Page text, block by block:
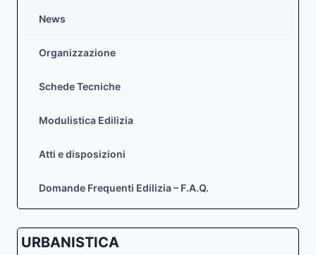
News
Organizzazione
Schede Tecniche
Modulistica Edilizia
Atti e disposizioni
Domande Frequenti Edilizia – F.A.Q.
URBANISTICA